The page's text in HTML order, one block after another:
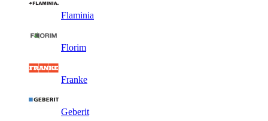
Flaminia
Florim
Franke
Geberit